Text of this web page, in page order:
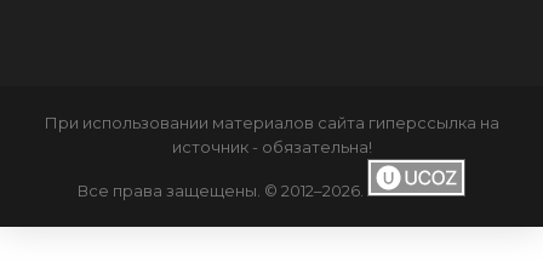
При использовании материалов сайта гиперссылка на
источник - обязательна!
Все права защещены. © 2012–2026